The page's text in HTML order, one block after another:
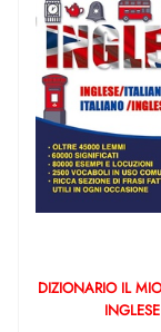
DIZIONARIO IL
INGLESE